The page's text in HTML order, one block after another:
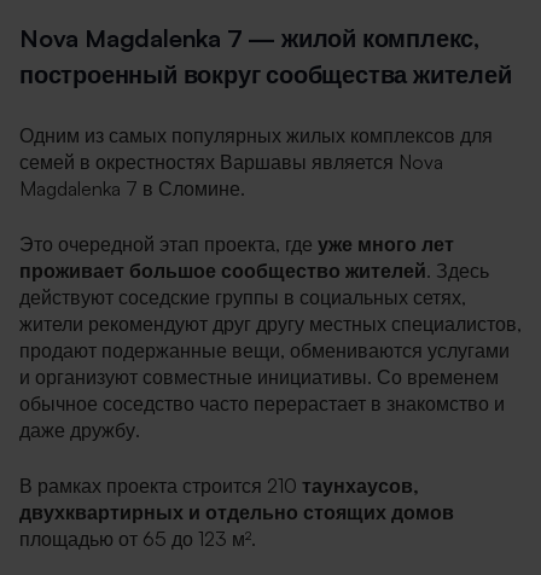
Nova Magdalenka 7 — жилой комплекс,
построенный вокруг сообщества жителей
Одним из самых популярных жилых комплексов для
семей в окрестностях Варшавы является Nova
Magdalenka 7 в Сломине.
Это очередной этап проекта, где уже много лет
проживает большое сообщество жителей. Здесь
действуют соседские группы в социальных сетях,
жители рекомендуют друг другу местных специалистов,
продают подержанные вещи, обмениваются услугами
и организуют совместные инициативы. Со временем
обычное соседство часто перерастает в знакомство и
даже дружбу.
В рамках проекта строится 210 таунхаусов,
двухквартирных и отдельно стоящих домов
площадью от 65 до 123 м².